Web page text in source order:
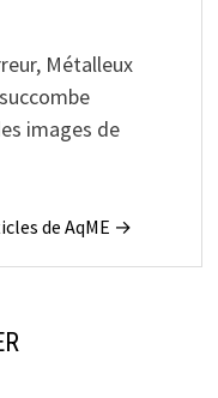
Métalleux
images de
de AqME →